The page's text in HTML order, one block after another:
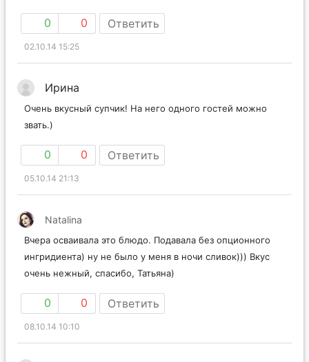
0 0 Ответить
02.10.14 15:25
Ирина
Очень вкусный супчик! На него одного гостей можно
звать.)
0 0 Ответить
05.10.14 21:13
Natalina
Вчера осваивала это блюдо. Подавала без опционного
ингридиента) ну не было у меня в ночи сливок))) Вкус
очень нежный, спасибо, Татьяна)
0 0 Ответить
08.10.14 10:10